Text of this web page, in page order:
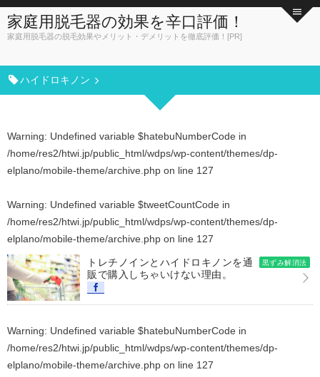
家庭用脱毛器の効果を辛口評価！
家庭用脱毛器の脱毛効果やメリット・デメリットを徹底評価！[PR]
ハイドロキノン
Warning: Undefined variable $hatebuNumberCode in
/home/res2/htwi.jp/public_html/wdps/wp-content/themes/dp-
elplano/mobile-theme/archive.php on line 127
Warning: Undefined variable $tweetCountCode in
/home/res2/htwi.jp/public_html/wdps/wp-content/themes/dp-
elplano/mobile-theme/archive.php on line 127
黒ずみ解消法
トレチノインとハイドロキノンを通
販で購入しちゃいけない理由。
Warning: Undefined variable $hatebuNumberCode in
/home/res2/htwi.jp/public_html/wdps/wp-content/themes/dp-
elplano/mobile-theme/archive.php on line 127